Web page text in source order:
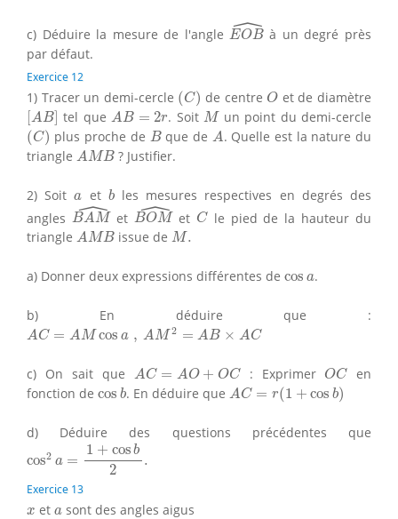
c) Déduire la mesure de l'angle ˆ
EOB
EOB^
à un degré près
par défaut.
Exercice 12
1) Tracer un demi-cercle (C)
(C) de centre O
O et de diamètre
[AB]
[A B] tel que AB = 2r
A B= r . Soit M
Mun point du demi-cercle
(C)
(C) plus proche de B
Bque de A
A . Quelle est la nature du
triangle AMB
AMB ? Justifier.
2) Soita
a et b
bles mesures respectives en degrés des
angles
ˆ
BAM
BAM^
et ˆ
BOM
BOM^
et C
Cle pied de la hauteur du
triangle AMB
A MB issue deM.
M.
a) Donner deux expressions différentes de cos a
cosa.
b) En déduire que :
AC = AM cos a , AM 2 = AB × AC
AC= M cosa, = AB×AC
c) On sait que AC = AO + OC
AC= O+O C : Exprimer OC
OC en
fonction de cos b
cos b. En déduire que AC = r(1 + cos b)
AC= 1+cos b)
d) Déduire des questions précédentes que
cos2 a =
1 + cos b
2
.
cos a=1+cosb2.
Exercice 13
x
x et a
a sont des angles aigus